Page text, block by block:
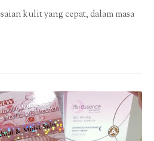
kulit yang cepat, dalam masa